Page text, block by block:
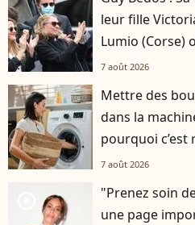
leur fille
Lumio (Corse)
7 août 2026
Mettre des
dans la
pourquoi
7 août 2026
"Prenez soin
une page